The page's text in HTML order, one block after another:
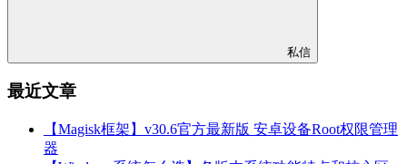
私信
最近文章
【Magisk框架】v30.6官方最新版 安卓设备Root权限管理
器